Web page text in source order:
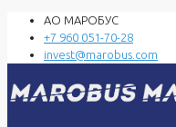
АО МАРОБУС
+7 960 051-70-28
invest@marobus.com